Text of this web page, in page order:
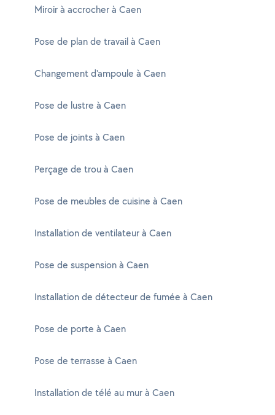
Miroir à accrocher à Caen
Pose de plan de travail à Caen
Changement d'ampoule à Caen
Pose de lustre à Caen
Pose de joints à Caen
Perçage de trou à Caen
Pose de meubles de cuisine à Caen
Installation de ventilateur à Caen
Pose de suspension à Caen
Installation de détecteur de fumée à Caen
Pose de porte à Caen
Pose de terrasse à Caen
Installation de télé au mur à Caen